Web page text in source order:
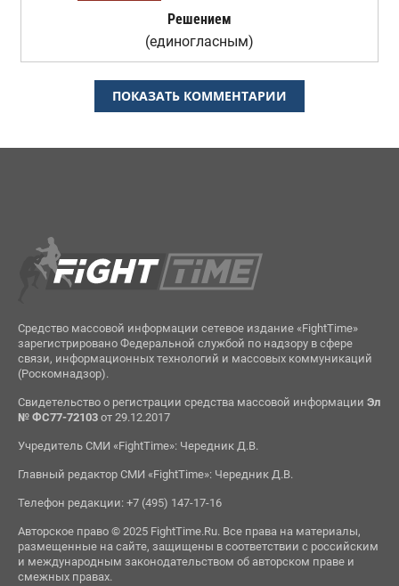
Решением
(единогласным)
ПОКАЗАТЬ КОММЕНТАРИИ
Средство массовой информации сетевое издание «FightTime»
зарегистрировано Федеральной службой по надзору в сфере
связи, информационных технологий и массовых коммуникаций
(Роскомнадзор).
Свидетельство о регистрации средства массовой информации Эл
№ ФС77-72103от 29.12.2017
Учредитель СМИ «FightTime»: Чередник Д.В.
Главный редактор СМИ «FightTime»: Чередник Д.В.
Телефон редакции: +7 (495) 147-17-16
Авторское право © 2025 FightTime.Ru. Все права на материалы,
размещенные на сайте, защищены в соответствии с российским
и международным законодательством об авторском праве и
смежных правах.